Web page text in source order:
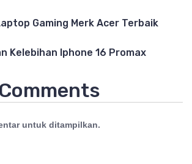
Gaming Merk Acer Terbaik
Kelebihan Iphone 16 Promax
untuk ditampilkan.